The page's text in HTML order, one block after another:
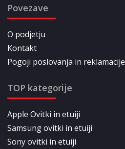
Povezave
O podjetju
Kontakt
Pogoji poslovanja in reklamacije
TOP kategorije
Apple Ovitki in etuiji
Samsung ovitki in etuiji
Sony ovitki in etuiji